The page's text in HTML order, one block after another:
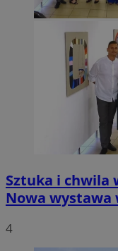
Sztuka i chwila
Nowa wystawa
4